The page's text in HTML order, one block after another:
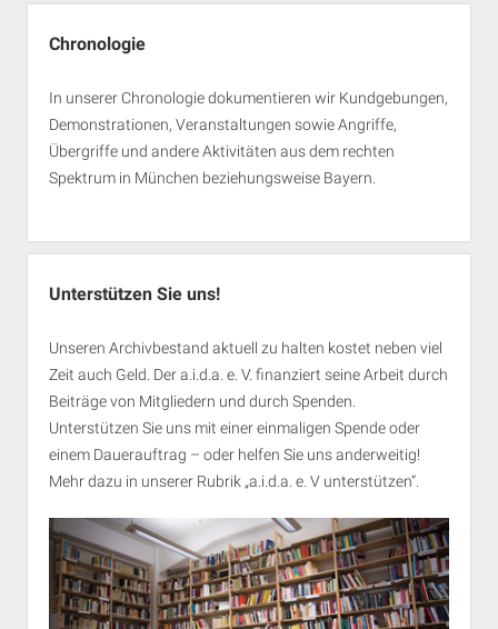
Chronologie
In unserer Chronologie dokumentieren wir Kundgebungen,
Demonstrationen, Veranstaltungen sowie Angriffe,
Übergriffe und andere Aktivitäten aus dem rechten
Spektrum in München beziehungsweise Bayern.
Unterstützen Sie uns!
Unseren Archivbestand aktuell zu halten kostet neben viel
Zeit auch Geld. Der a.i.d.a. e. V. finanziert seine Arbeit durch
Beiträge von Mitgliedern und durch Spenden.
Unterstützen Sie uns mit einer einmaligen Spende oder
einem Dauerauftrag – oder helfen Sie uns anderweitig!
Mehr dazu in unserer Rubrik „a.i.d.a. e. V unterstützen“.